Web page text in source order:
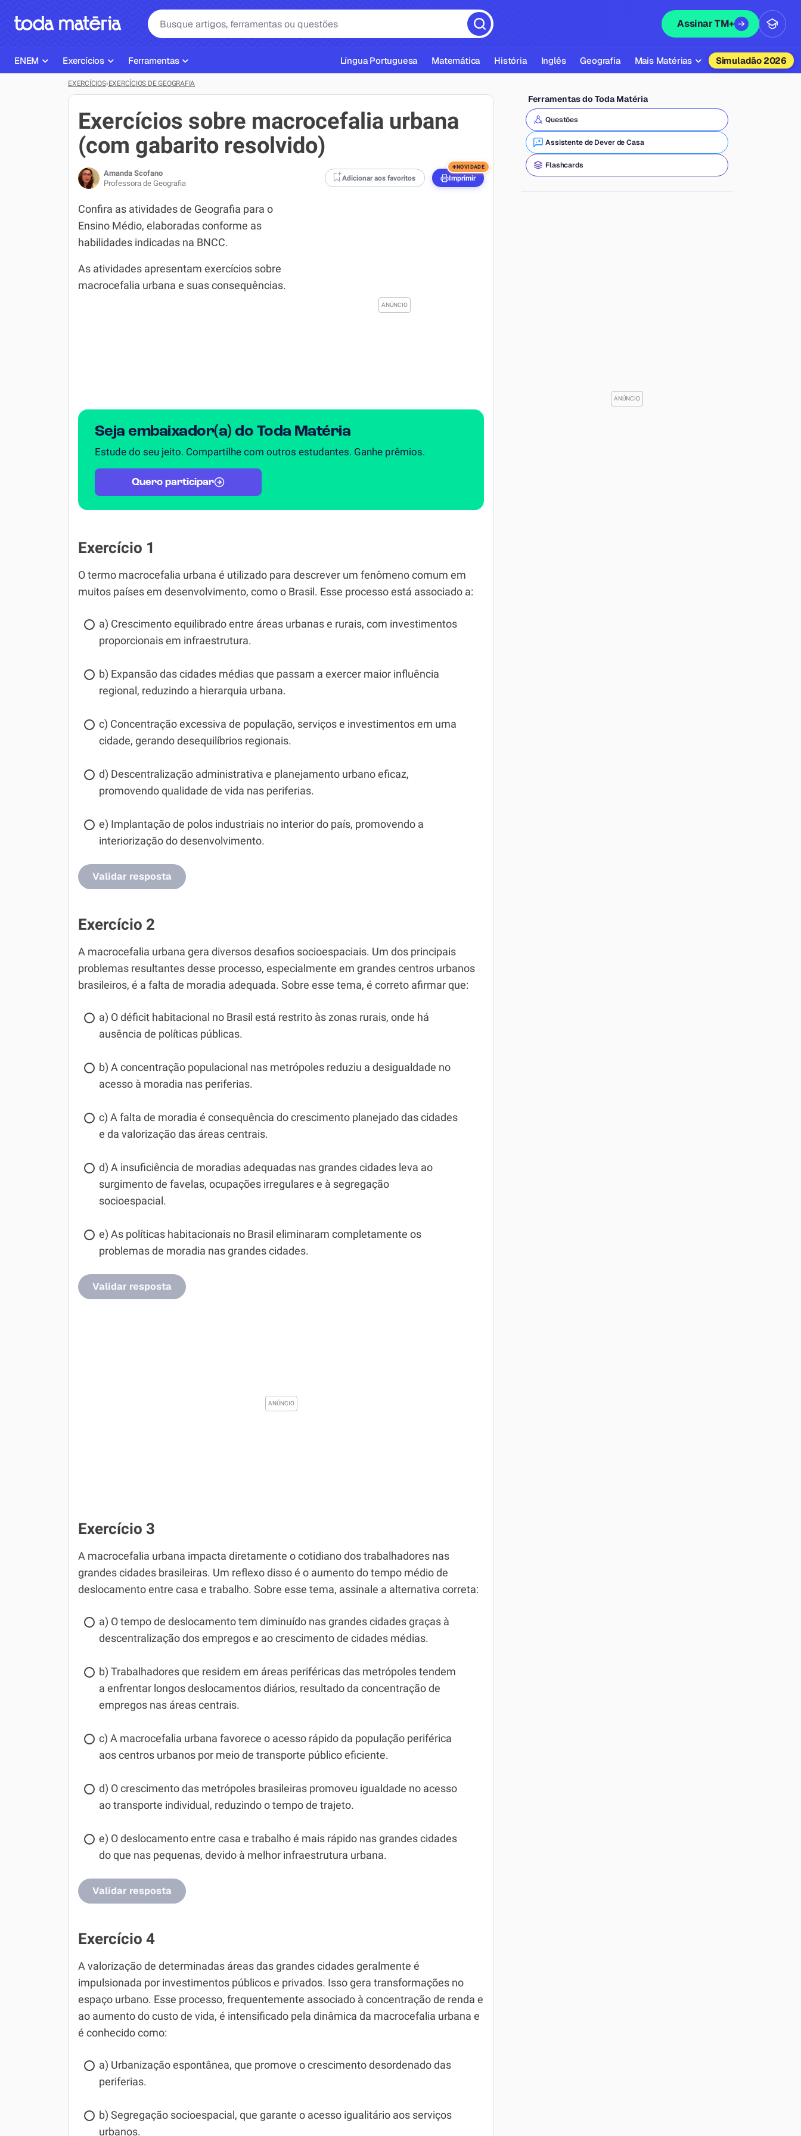
Assinar TM+
ENEM
Página Inicial ENEM
Plano de Estudos
Matérias do ENEM
Corretor de Redação
Exercícios ENEM
Simulados ENEM
Exercícios
ENEM
Matemática
Português
História
Biologia
Inglês
Geografia
Ferramentas
Ajudante de Dever de Casa
Corretor de Redação
Exercícios
Gerador Referências Bibliográficas ABNT
Língua Portuguesa Matemática História Inglês Geografia Mais Matérias
Química
Física
Filosofia
Simuladão 2026
EXERCÍCIOS›EXERCÍCIOS DE GEOGRAFIA
Exercícios sobre macrocefalia urbana
(com gabarito resolvido)
Amanda Scofano
Professora de Geografia
Adicionar aos favoritos Imprimir
+NOVIDADE
Confira as atividades de Geografia para o
Ensino Médio, elaboradas conforme as
habilidades indicadas na BNCC.
As atividades apresentam exercícios sobre
macrocefalia urbana e suas consequências.
Seja embaixador(a) do Toda Matéria
Estude do seu jeito. Compartilhe com outros estudantes. Ganhe prêmios.
Quero participar
Exercício 1
O termo macrocefalia urbana é utilizado para descrever um fenômeno comum em
muitos países em desenvolvimento, como o Brasil. Esse processo está associado a:
a) Crescimento equilibrado entre áreas urbanas e rurais, com investimentos
proporcionais em infraestrutura.
b) Expansão das cidades médias que passam a exercer maior influência
regional, reduzindo a hierarquia urbana.
c) Concentração excessiva de população, serviços e investimentos em uma
cidade, gerando desequilíbrios regionais.
d) Descentralização administrativa e planejamento urbano eficaz,
promovendo qualidade de vida nas periferias.
e) Implantação de polos industriais no interior do país, promovendo a
interiorização do desenvolvimento.
Validar resposta
Exercício 2
A macrocefalia urbana gera diversos desafios socioespaciais. Um dos principais
problemas resultantes desse processo, especialmente em grandes centros urbanos
brasileiros, é a falta de moradia adequada. Sobre esse tema, é correto afirmar que:
a) O déficit habitacional no Brasil está restrito às zonas rurais, onde há
ausência de políticas públicas.
b) A concentração populacional nas metrópoles reduziu a desigualdade no
acesso à moradia nas periferias.
c) A falta de moradia é consequência do crescimento planejado das cidades
e da valorização das áreas centrais.
d) A insuficiência de moradias adequadas nas grandes cidades leva ao
surgimento de favelas, ocupações irregulares e à segregação
socioespacial.
e) As políticas habitacionais no Brasil eliminaram completamente os
problemas de moradia nas grandes cidades.
Validar resposta
Exercício 3
A macrocefalia urbana impacta diretamente o cotidiano dos trabalhadores nas
grandes cidades brasileiras. Um reflexo disso é o aumento do tempo médio de
deslocamento entre casa e trabalho. Sobre esse tema, assinale a alternativa correta:
a) O tempo de deslocamento tem diminuído nas grandes cidades graças à
descentralização dos empregos e ao crescimento de cidades médias.
b) Trabalhadores que residem em áreas periféricas das metrópoles tendem
a enfrentar longos deslocamentos diários, resultado da concentração de
empregos nas áreas centrais.
c) A macrocefalia urbana favorece o acesso rápido da população periférica
aos centros urbanos por meio de transporte público eficiente.
d) O crescimento das metrópoles brasileiras promoveu igualdade no acesso
ao transporte individual, reduzindo o tempo de trajeto.
e) O deslocamento entre casa e trabalho é mais rápido nas grandes cidades
do que nas pequenas, devido à melhor infraestrutura urbana.
Validar resposta
Exercício 4
A valorização de determinadas áreas das grandes cidades geralmente é
impulsionada por investimentos públicos e privados. Isso gera transformações no
espaço urbano. Esse processo, frequentemente associado à concentração de renda e
ao aumento do custo de vida, é intensificado pela dinâmica da macrocefalia urbana e
é conhecido como:
a) Urbanização espontânea, que promove o crescimento desordenado das
periferias.
b) Segregação socioespacial, que garante o acesso igualitário aos serviços
urbanos.
Ferramentas do Toda Matéria
Questões
Assistente de Dever de Casa
Flashcards